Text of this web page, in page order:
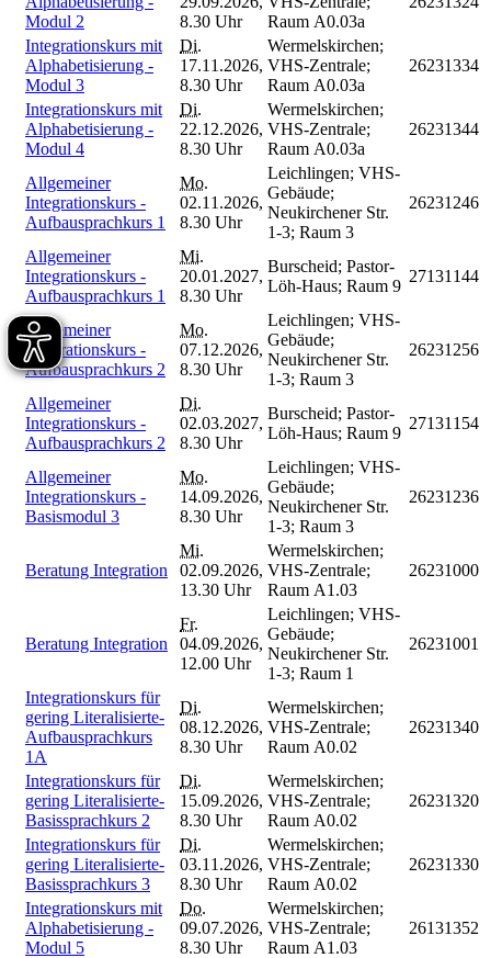
Modul 2
8.30 Uhr
Raum A0.03a
Integrationskurs mit
Alphabetisierung -
Modul 3
Di.
17.11.2026,
8.30 Uhr
Wermelskirchen;
VHS-Zentrale;
Raum A0.03a
26231334
Integrationskurs mit
Alphabetisierung -
Modul 4
Di.
22.12.2026,
8.30 Uhr
Wermelskirchen;
VHS-Zentrale;
Raum A0.03a
26231344
Allgemeiner
Integrationskurs -
Aufbausprachkurs 1
Mo.
02.11.2026,
8.30 Uhr
Leichlingen; VHS-
Gebäude;
Neukirchener Str.
1-3; Raum 3
26231246
Allgemeiner
Integrationskurs -
Aufbausprachkurs 1
Mi.
20.01.2027,
8.30 Uhr
Burscheid; Pastor-
Löh-Haus; Raum 9
27131144
Allgemeiner
Integrationskurs -
Aufbausprachkurs 2
Mo.
07.12.2026,
8.30 Uhr
Leichlingen; VHS-
Gebäude;
Neukirchener Str.
1-3; Raum 3
26231256
Allgemeiner
Integrationskurs -
Aufbausprachkurs 2
Di.
02.03.2027,
8.30 Uhr
Burscheid; Pastor-
Löh-Haus; Raum 9
27131154
Allgemeiner
Integrationskurs -
Basismodul 3
Mo.
14.09.2026,
8.30 Uhr
Leichlingen; VHS-
Gebäude;
Neukirchener Str.
1-3; Raum 3
26231236
Beratung Integration
Mi.
02.09.2026,
13.30 Uhr
Wermelskirchen;
VHS-Zentrale;
Raum A1.03
26231000
Beratung Integration
Fr.
04.09.2026,
12.00 Uhr
Leichlingen; VHS-
Gebäude;
Neukirchener Str.
1-3; Raum 1
26231001
Integrationskurs für
gering Literalisierte-
Aufbausprachkurs
1A
Di.
08.12.2026,
8.30 Uhr
Wermelskirchen;
VHS-Zentrale;
Raum A0.02
26231340
Integrationskurs für
gering Literalisierte-
Basissprachkurs 2
Di.
15.09.2026,
8.30 Uhr
Wermelskirchen;
VHS-Zentrale;
Raum A0.02
26231320
Integrationskurs für
gering Literalisierte-
Basissprachkurs 3
Di.
03.11.2026,
8.30 Uhr
Wermelskirchen;
VHS-Zentrale;
Raum A0.02
26231330
Integrationskurs mit
Alphabetisierung -
Modul 5
Do.
09.07.2026,
8.30 Uhr
Wermelskirchen;
VHS-Zentrale;
Raum A1.03
26131352